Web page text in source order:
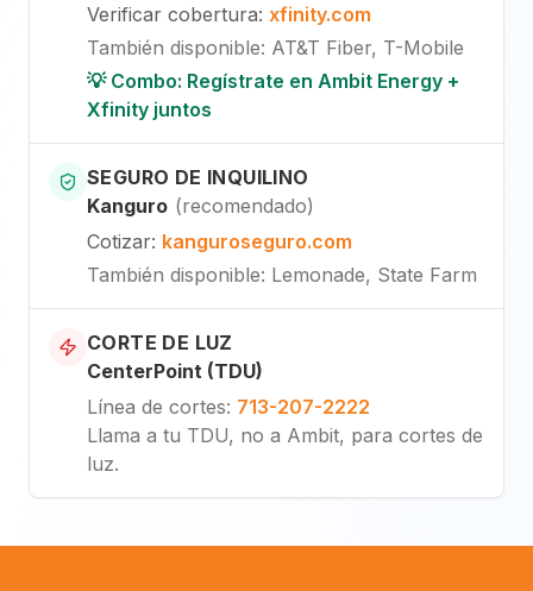
Verificar cobertura: xfinity.com
También disponible: AT&T Fiber, T-Mobile
💡 Combo: Regístrate en Ambit Energy +
Xfinity juntos
SEGURO DE INQUILINO
Kanguro (recomendado)
Cotizar: kanguroseguro.com
También disponible: Lemonade, State Farm
CORTE DE LUZ
CenterPoint (TDU)
Línea de cortes: 713-207-2222
Llama a tu TDU, no a Ambit, para cortes de
luz.